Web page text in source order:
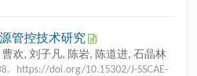
管控技术研究
欢, 刘子凡, 陈岩, 陈道进, 石晶林
https://doi.org/10.15302/J-SSCAE-